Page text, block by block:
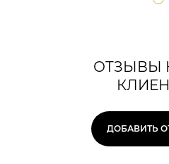
ОТЗЫВЫ
ДОБАВИТЬ